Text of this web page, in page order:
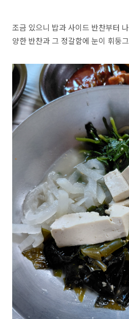
조금 있으니 밥과 사이드 반찬부터
양한 반찬과 그 정갈함에 눈이 휘둥